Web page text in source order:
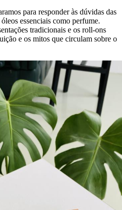
para responder às dúvidas das
essenciais como perfume.
tradicionais e os roll‑ons
e os mitos que circulam sobre o